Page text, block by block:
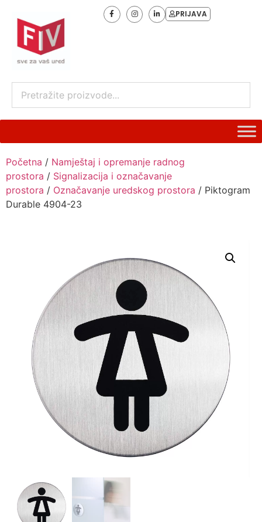
PRIJAVA
Početna / Namještaj i opremanje radnog
prostora / Signalizacija i označavanje
prostora / Označavanje uredskog prostora / Piktogram
Durable 4904-23